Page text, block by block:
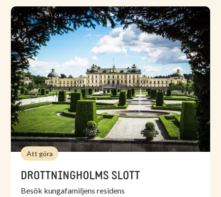
Att göra
DROTTNINGHOLMS SLOTT
Besök kungafamiljens residens